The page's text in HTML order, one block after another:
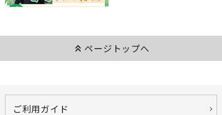
keyboard_double_arrow_up ページトップへ
ご利用ガイド